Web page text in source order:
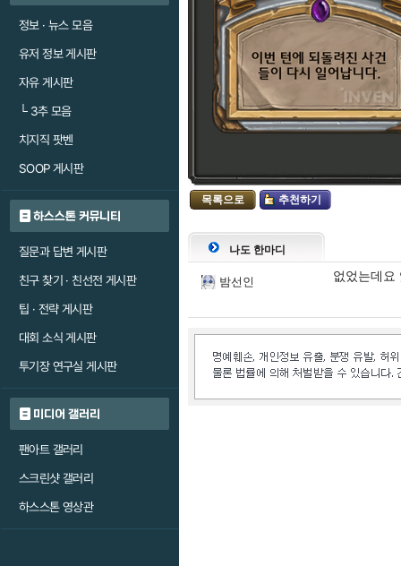
정보 · 뉴스 모음
유저 정보 게시판
자유 게시판
└3추 모음
치지직 팟벤
SOOP 게시판
하스스톤 커뮤니티
질문과 답변 게시판
친구 찾기 · 친선전 게시판
팁 · 전략 게시판
대회 소식 게시판
투기장 연구실 게시판
미디어 갤러리
팬아트 갤러리
스크린샷 갤러리
하스스톤 영상관
목록으로 추천하기
나도 한마디
밤선인 없었는데요